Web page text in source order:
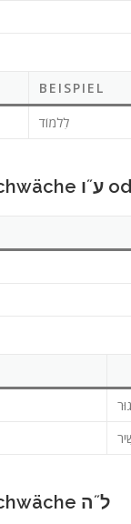
BEISPIEL
לִלמוֹד
Verben mit der Schwäche ל˝ה